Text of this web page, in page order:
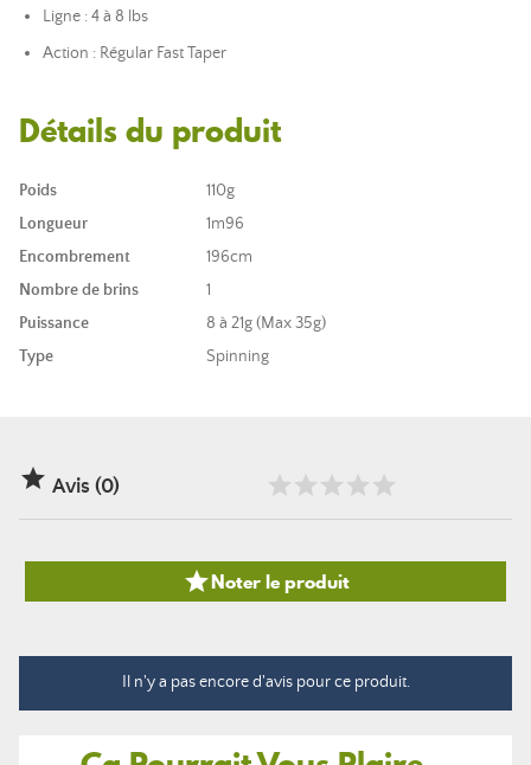
Ligne : 4 à 8 lbs
Action : Régular Fast Taper
Détails du produit
Poids
110g
Longueur
1m96
Encombrement
196cm
Nombre de brins
1
Puissance
8 à 21g (Max 35g)
Type
Spinning
 Avis (0)
Noter le produit
Il n'y a pas encore d'avis pour ce produit.